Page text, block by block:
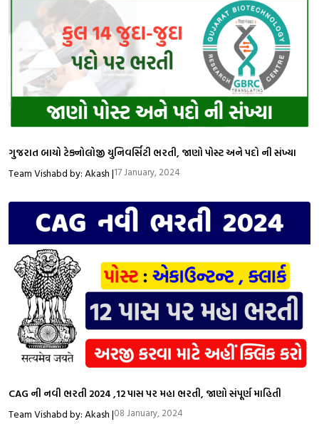
ગુજરાત બાયો ટેક્નોલોજી યુનિવર્સિટી ભરતી, જાણો પોસ્ટ અને પદો ની સંખ્યા
Team Vishabd by: Akash |17 January, 2024
CAG ની નવી ભરતી 2024 ,12 પાસ પર મહા ભરતી, જાણો સંપૂર્ણ માહિતી
Team Vishabd by: Akash |08 January, 2024